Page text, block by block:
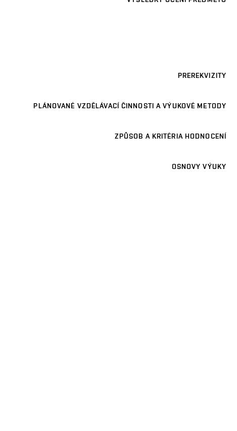
PREREKVIZITY
PLÁNOVANÉ VZDĚLÁVACÍ ČINNOSTI A VÝUKOVÉ METODY
ZPŮSOB A KRITÉRIA HODNOCENÍ
OSNOVY VÝUKY